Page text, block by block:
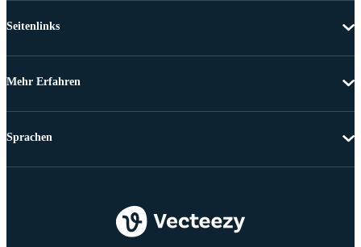
Seitenlinks
Mehr Erfahren
Sprachen